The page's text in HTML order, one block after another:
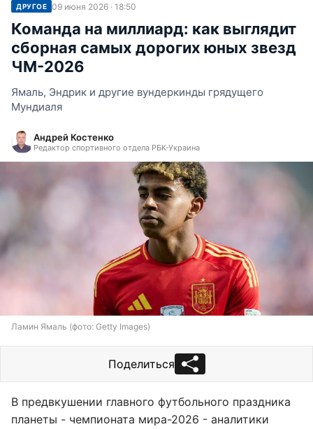
ДРУГОЕ 09 июня 2026 · 18:50
Команда на миллиард: как выглядит
сборная самых дорогих юных звезд
ЧМ-2026
Ямаль, Эндрик и другие вундеркинды грядущего
Мундиаля
Андрей Костенко
Редактор спортивного отдела РБК-Украина
Ламин Ямаль (фото: Getty Images)
Поделиться
В предвкушении главного футбольного праздника
планеты - чемпионата мира-2026 - аналитики